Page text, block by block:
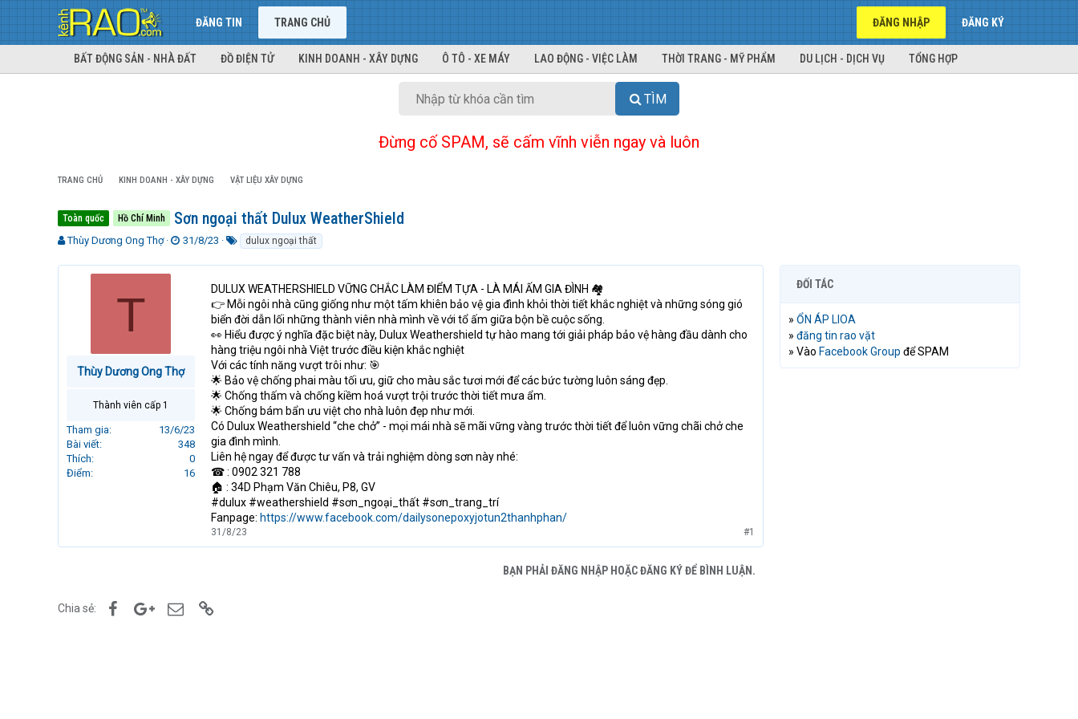
ĐĂNG TIN TRANG CHỦ ĐĂNG NHẬP ĐĂNG KÝ
BẤT ĐỘNG SẢN - NHÀ ĐẤT ĐỒ ĐIỆN TỬ KINH DOANH - XÂY DỰNG Ô TÔ - XE MÁY LAO ĐỘNG - VIỆC LÀM THỜI TRANG - MỸ PHẨM DU LỊCH - DỊCH VỤ TỔNG HỢP
TÌM
Đừng cố SPAM, sẽ cấm vĩnh viễn ngay và luôn
TRANG CHỦ KINH DOANH - XÂY DỰNG VẬT LIỆU XÂY DỰNG
Toàn quốc Hồ Chí Minh Sơn ngoại thất Dulux WeatherShield
T
r
Thùy Dương Ong Thợ
N
à
31/8/23
k
h
ó
a
dulux ngoại thất
T
Thùy Dương Ong Thợ
Thành viên cấp 1
Tham gia
13/6/23
Bài viết
348
Thích
0
Điểm
16
DULUX WEATHERSHIELD VỮNG CHẮC LÀM ĐIỂM TỰA - LÀ MÁI ẤM GIA ĐÌNH 🏘
👉 Mỗi ngôi nhà cũng giống như một tấm khiên bảo vệ gia đình khỏi thời tiết khắc nghiệt và những sóng gió
biển đời dẫn lối những thành viên nhà mình về với tổ ấm giữa bộn bề cuộc sống.
👀 Hiểu được ý nghĩa đặc biệt này, Dulux Weathershield tự hào mang tới giải pháp bảo vệ hàng đầu dành cho
hàng triệu ngôi nhà Việt trước điều kiện khắc nghiệt
Với các tính năng vượt trôi như: 🎯
🌟 Bảo vệ chống phai màu tối ưu, giữ cho màu sắc tươi mới để các bức tường luôn sáng đẹp.
🌟 Chống thấm và chống kiềm hoá vượt trội trước thời tiết mưa ẩm.
🌟 Chống bám bẩn ưu việt cho nhà luôn đẹp như mới.
Có Dulux Weathershield “che chở” - mọi mái nhà sẽ mãi vững vàng trước thời tiết để luôn vững chãi chở che
gia đình mình.
Liên hệ ngay để được tư vấn và trải nghiệm dòng sơn này nhé:
☎ : 0902 321 788
🏠 : 34D Phạm Văn Chiêu, P8, GV
#dulux #weathershield #sơn_ngoại_thất #sơn_trang_trí
Fanpage: https://www.facebook.com/dailysonepoxyjotun2thanhphan/
31/8/23 #1
BẠN PHẢI ĐĂNG NHẬP HOẶC ĐĂNG KÝ ĐỂ BÌNH LUẬN.
Chia sẻ: FacebookGoogle+Email
ĐỐI TÁC
» ỔN ÁP LIOA
» đăng tin rao vặt
» Vào Facebook Group để SPAM